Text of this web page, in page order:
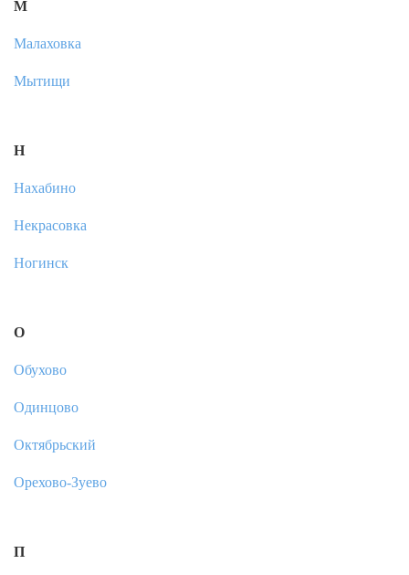
М
Малаховка
Мытищи
Н
Нахабино
Некрасовка
Ногинск
О
Обухово
Одинцово
Октябрьский
Орехово-Зуево
П